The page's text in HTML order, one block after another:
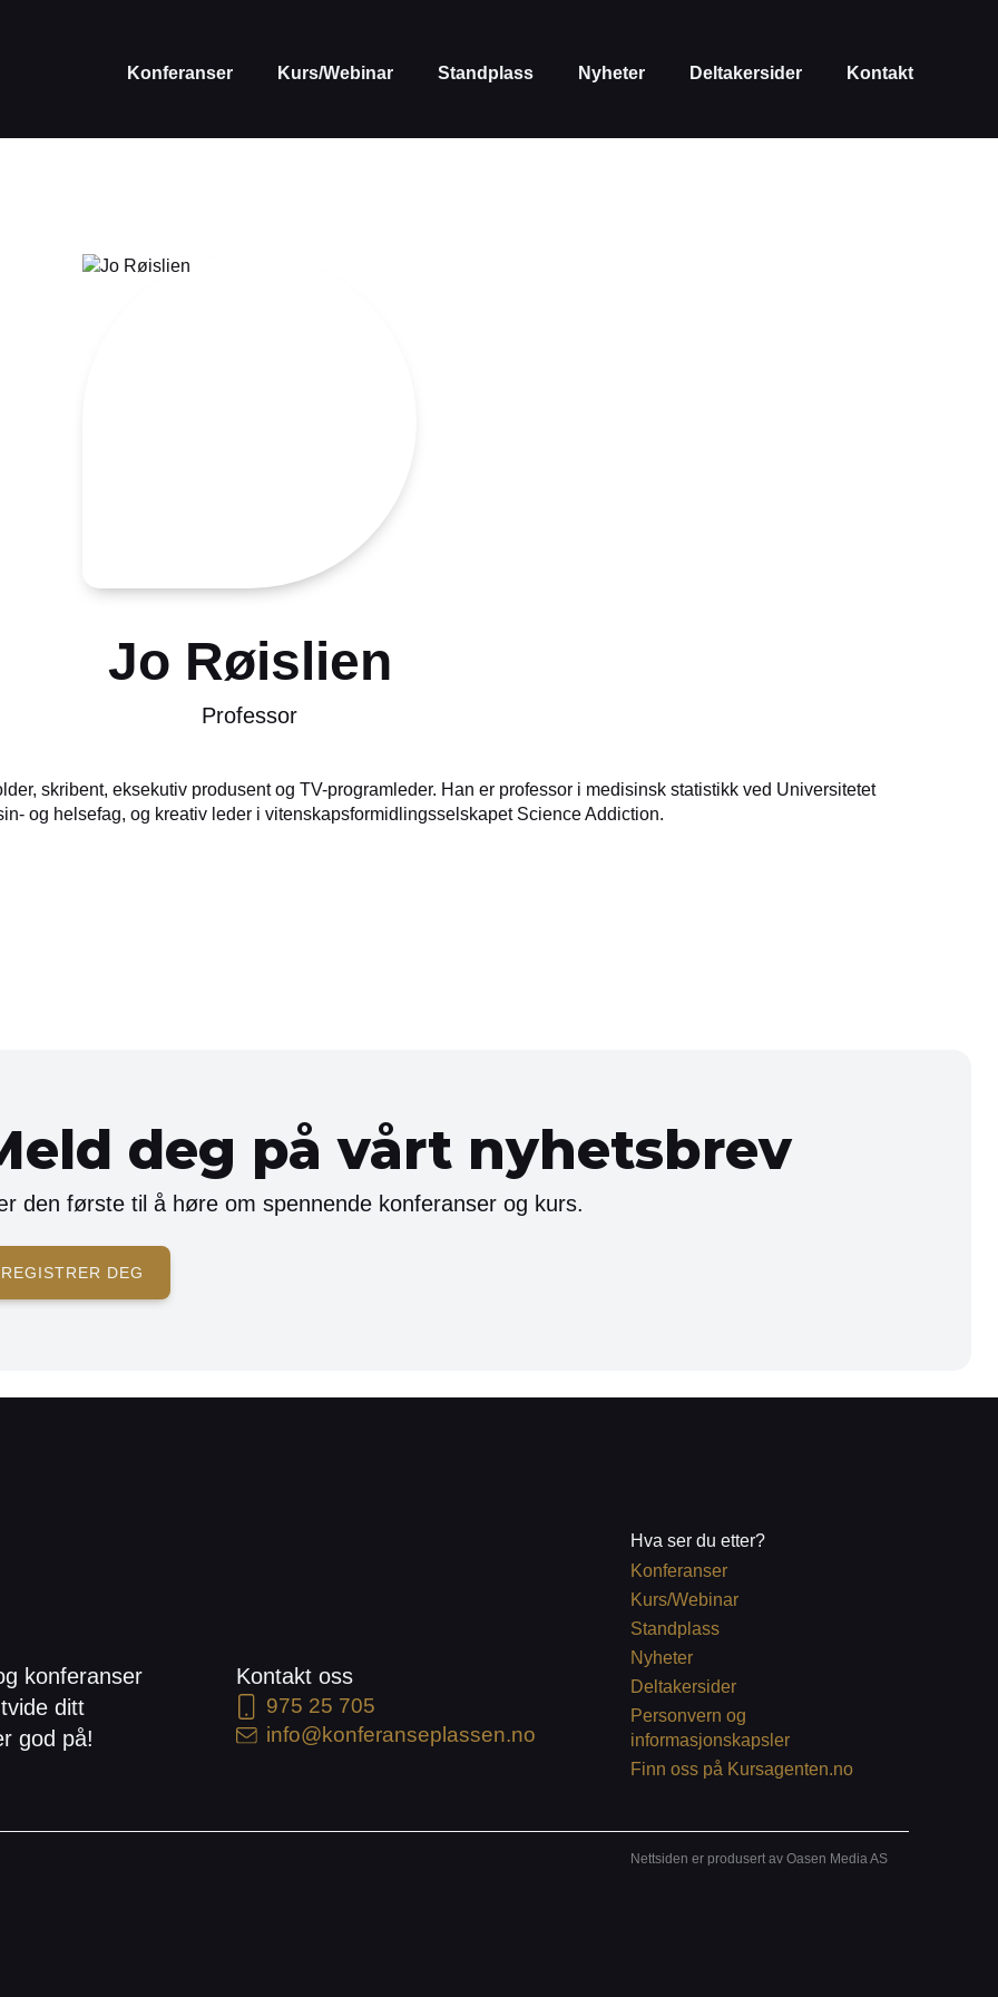
Konferanser Kurs/Webinar Standplass Nyheter Deltakersider Kontakt
Jo Røislien
Professor
skribent, eksekutiv produsent og TV-programleder. Han er professor i medisinsk statistikk ved Universitetet
og helsefag, og kreativ leder i vitenskapsformidlingsselskapet Science Addiction.
deg på vårt nyhetsbrev
den første til å høre om spennende konferanser og kurs.
REGISTRER DEG
konferanser
ditt
god på!
Kontakt oss
975 25 705
info@konferanseplassen.no
Hva ser du etter?
Konferanser
Kurs/Webinar
Standplass
Nyheter
Deltakersider
Personvern og
informasjonskapsler
Finn oss på Kursagenten.no
Nettsiden er produsert av Oasen Media AS